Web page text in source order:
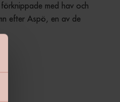
med hav och
efter Aspö, en av de